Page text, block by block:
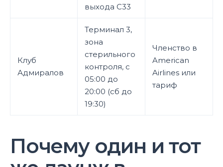
выхода C33
Клуб
Адмиралов
Терминал 3,
зона
стерильного
контроля, с
05:00 до
20:00 (сб до
19:30)
Членство в
American
Airlines или
тариф
Почему один и тот